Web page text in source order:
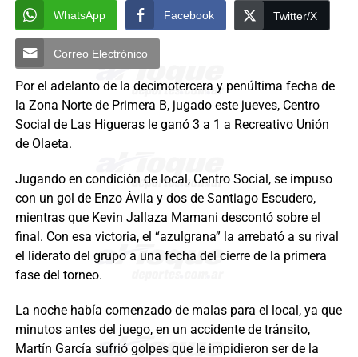
WhatsApp Facebook Twitter/X
Correo Electrónico
Por el adelanto de la decimotercera y penúltima fecha de
la Zona Norte de Primera B, jugado este jueves, Centro
Social de Las Higueras le ganó 3 a 1 a Recreativo Unión
de Olaeta.
Jugando en condición de local, Centro Social, se impuso
con un gol de Enzo Ávila y dos de Santiago Escudero,
mientras que Kevin Jallaza Mamani descontó sobre el
final. Con esa victoria, el “azulgrana” la arrebató a su rival
el liderato del grupo a una fecha del cierre de la primera
fase del torneo.
La noche había comenzado de malas para el local, ya que
minutos antes del juego, en un accidente de tránsito,
Martín García sufrió golpes que le impidieron ser de la